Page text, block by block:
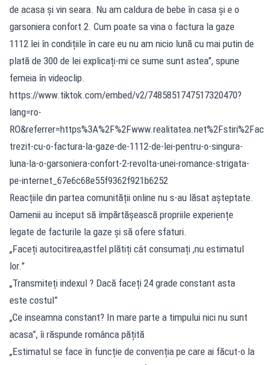
de acasa și vin seara. Nu am caldura de bebe în casa și e o
garsoniera confort 2. Cum poate sa vina o factura la gaze
1112 lei în condițiile în care eu nu am nicio lună cu mai putin de
plată de 300 de lei explicați-mi ce sume sunt astea”, spune
femeia în videoclip.
https://www.tiktok.com/embed/v2/7485851747517320470?
lang=ro-
trezit-cu-o-factura-la-gaze-de-1112-de-lei-pentru-o-singura-
luna-la-o-garsoniera-confort-2-revolta-unei-romance-strigata-
pe-internet_67e6c68e55f9362f921b6252
Reacțiile din partea comunității online nu s-au lăsat așteptate.
Oamenii au început să împărtășească propriile experiențe
legate de facturile la gaze și să ofere sfaturi.
„Faceți autocitirea,astfel plătiți cât consumați ,nu estimatul
lor.”
„Transmiteți indexul ? Dacă faceți 24 grade constant asta
este costul”
„Ce inseamna constant? In mare parte a timpului nici nu sunt
acasa”, îi răspunde românca pățită
„Estimatul se face în funcție de convenția pe care ai făcut-o la